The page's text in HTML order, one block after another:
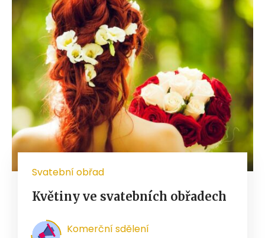
Svatební obřad
Květiny ve svatebních obřadech
Komerční sdělení